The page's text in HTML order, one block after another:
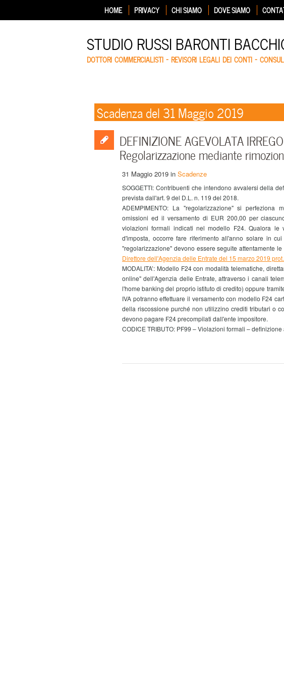
HOME PRIVACY CHI SIAMO DOVE SIAMO
STUDIO RUSSI BARONTI
DOTTORI COMMERCIALISTI – REVISORI LEGALI DEI CONTI –
Scadenza del 31 Maggio 2019
DEFINIZIONE AGEVOLATA
Regolarizzazione mediante
31 Maggio 2019 in Scadenze
SOGGETTI: Contribuenti che intendono avvalersi della
prevista dall'art. 9 del D.L. n. 119 del 2018.
ADEMPIMENTO: La "regolarizzazione" si perfeziona
omissioni ed il versamento di EUR 200,00 per
violazioni formali indicati nel modello F24. Qualora
d'imposta, occorre fare riferimento all'anno solare in
"regolarizzazione" devono essere seguite attentamente
Direttore dell'Agenzia delle Entrate del 15 marzo 2019
MODALITA’: Modello F24 con modalità telematiche,
online" dell'Agenzia delle Entrate, attraverso i canali
l'home banking del proprio istituto di credito) oppure
IVA potranno effettuare il versamento con modello F24
della riscossione purché non utilizzino crediti tributari o
devono pagare F24 precompilati dall'ente impositore.
CODICE TRIBUTO: PF99 – Violazioni formali –